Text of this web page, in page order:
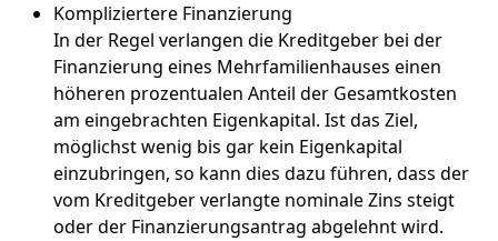
Kompliziertere Finanzierung
In der Regel verlangen die Kreditgeber bei der
Finanzierung eines Mehrfamilienhauses einen
höheren prozentualen Anteil der Gesamtkosten
am eingebrachten Eigenkapital. Ist das Ziel,
möglichst wenig bis gar kein Eigenkapital
einzubringen, so kann dies dazu führen, dass der
vom Kreditgeber verlangte nominale Zins steigt
oder der Finanzierungsantrag abgelehnt wird.